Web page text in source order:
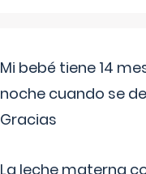
Mi bebé tiene 14
noche cuando se
Gracias
La leche materna